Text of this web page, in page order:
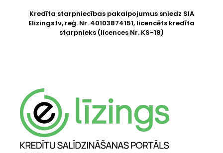
Kredīta starpniecības pakalpojumus sniedz SIA
Elizings.lv, reģ. Nr. 40103874151, licencēts kredīta
starpnieks (licences Nr. KS-18)